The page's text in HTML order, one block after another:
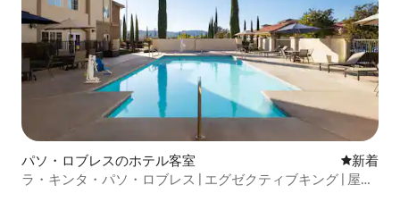
パソ・ロブレスのホテル客室 新しい宿
新着
ラ・キンタ・パソ・ロブレス | エグゼクティブキング | 屋外